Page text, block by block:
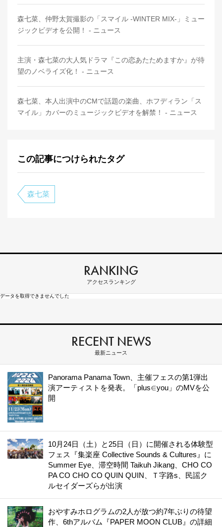
森七菜、仲野太賀撮影の「スマイル -WINTER MIX-」ミュー
ジックビデオを公開！ - ニュース
主演・森七菜の大人気ドラマ『この恋あたためますか』が待
望のノベライズ化！ - ニュース
森七菜、本人出演中のCMで話題の楽曲、ホフディラン「ス
マイル」カバーのミュージックビデオを解禁！ - ニュース
この記事につけられたタグ
森七菜
RANKING
アクセスランキング
データを取得できませんでした
RECENT NEWS
最新ニュース
Panorama Panama Town、主催フェスの第1弾出
演アーティストを発表。「plus∈you」のMVを公
開
10月24日（土）と25日（日）に開催される体験型
フェス『集楽座 Collective Sounds & Cultures』に
Summer Eye、滞空時間 Taikuh Jikang、CHO CO
PA CO CHO CO QUIN QUIN、Ｔ字路s、民謡ク
ルセイダーズらが出演
おやすみホログラムの2人が放つ約7年ぶりの待望
作、6thアルバム『PAPER MOON CLUB』の詳細